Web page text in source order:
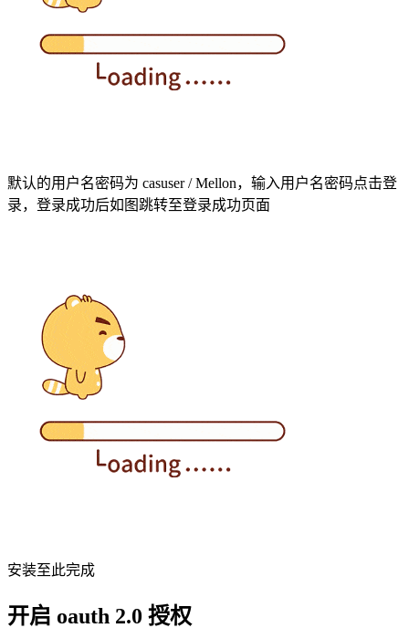
默认的用户名密码为 casuser / Mellon，输入用户名密码点击登
录，登录成功后如图跳转至登录成功页面
安装至此完成
开启 oauth 2.0 授权